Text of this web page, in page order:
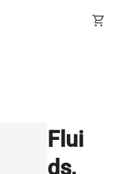
shopping_cart
Flui
ds,